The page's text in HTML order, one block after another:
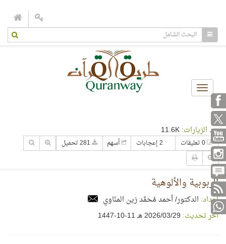
Toggle
navigation
عدد الزيارات:
2 إعجابات أسهم
الربوبية والألوهية
إعداد: الدكتور/ أحمد مُحمَّد زين المنّاوي
آخر تحديث: 29‏/03‏/2026 هـ 11-10-1447